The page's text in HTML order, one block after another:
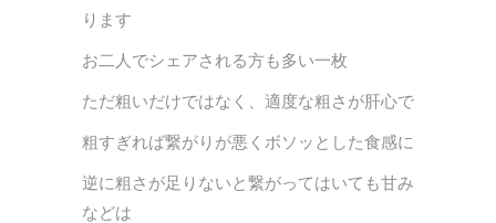
ります
お二人でシェアされる方も多い一枚
ただ粗いだけではなく、適度な粗さが肝心で
粗すぎれば繋がりが悪くボソッとした食感に
逆に粗さが足りないと繋がってはいても甘み
などは